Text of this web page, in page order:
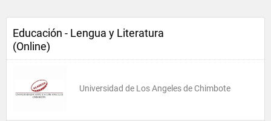
Educación - Lengua y Literatura
(Online)
Universidad de Los Angeles de Chimbote